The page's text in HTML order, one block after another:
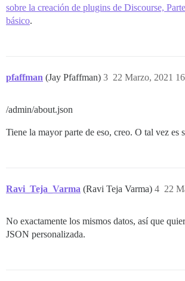
sobre la creación de plugins de Discourse,
básico.
pfaffman (Jay Pfaffman) 22 Marzo, 2021
3
/admin/about.json
Tiene la mayor parte de eso, creo. O tal vez es
Ravi_Teja_Varma (Ravi Teja Varma) 22
4
No exactamente los mismos datos, así que
JSON personalizada.